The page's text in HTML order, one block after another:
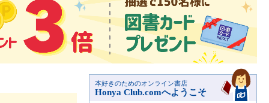
本好きのためのオンライン書店
Honya Club.comへようこそ